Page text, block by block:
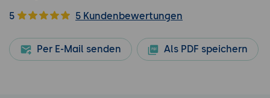
5 5 Kundenbewertungen
Per E-Mail senden Als PDF speichern